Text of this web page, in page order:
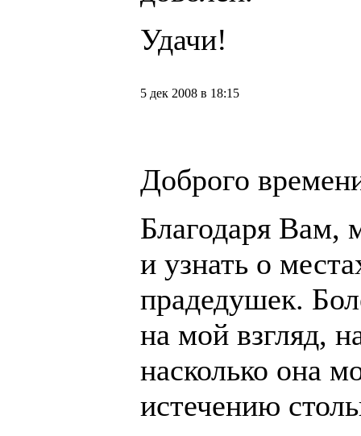
Удачи!
5 дек 2008 в 18:15
Доброго
Благодаря Вам,
и узнать о
прадедушек.
на мой взгляд,
насколько она
истечению